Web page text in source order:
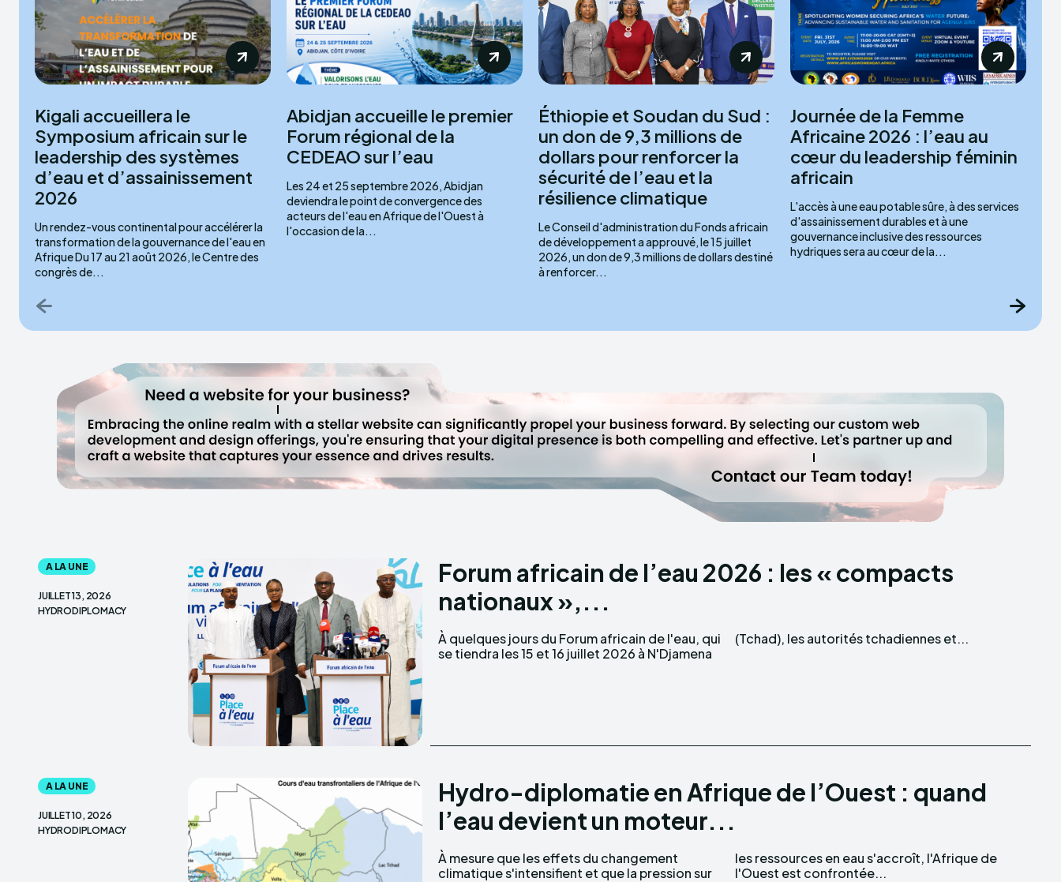
Kigali accueillera le
Symposium africain sur le
leadership des systèmes
d’eau et d’assainissement
2026
Un rendez-vous continental pour accélérer la
transformation de la gouvernance de l'eau en
Afrique Du 17 au 21 août 2026, le Centre des
congrès de...
Abidjan accueille le premier
Forum régional de la
CEDEAO sur l’eau
Les 24 et 25 septembre 2026, Abidjan
deviendra le point de convergence des
acteurs de l'eau en Afrique de l'Ouest à
l'occasion de la...
Éthiopie et Soudan du Sud :
un don de 9,3 millions de
dollars pour renforcer la
sécurité de l’eau et la
résilience climatique
Le Conseil d'administration du Fonds africain
de développement a approuvé, le 15 juillet
2026, un don de 9,3 millions de dollars destiné
à renforcer...
Journée de la Femme
Africaine 2026 : l’eau au
cœur du leadership féminin
africain
L'accès à une eau potable sûre, à des services
d'assainissement durables et à une
gouvernance inclusive des ressources
hydriques sera au cœur de la...
A LA UNE
JUILLET 13, 2026
HYDRODIPLOMACY
Forum africain de l’eau 2026 : les « compacts
nationaux »,...
À quelques jours du Forum africain de l'eau, qui
se tiendra les 15 et 16 juillet 2026 à N'Djamena
(Tchad), les autorités tchadiennes et...
A LA UNE
JUILLET 10, 2026
HYDRODIPLOMACY
Hydro-diplomatie en Afrique de l’Ouest : quand
l’eau devient un moteur...
À mesure que les effets du changement
climatique s'intensifient et que la pression sur
les ressources en eau s'accroît, l'Afrique de
l'Ouest est confrontée...